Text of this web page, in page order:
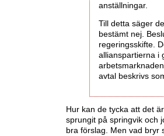
anställningar.
Till detta säger
bestämt nej.
regeringsskifte.
allianspartierna i
avtal beskrivs
Hur kan de tycka att det
sprungit på springvik och
bra förslag. Men vad bryr